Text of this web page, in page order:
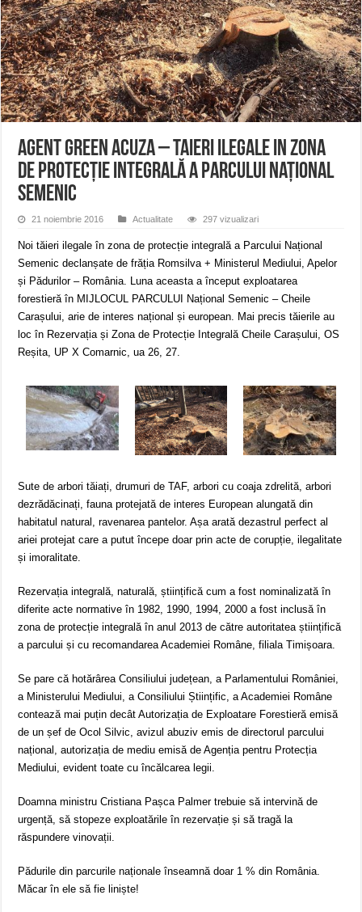
ANUNȚ OPRIRE APĂ în Reșița – avarie – 04.08.2026 – str. Văliugului și
ANUNŢ OPRIRE APĂ în CARANSEBEȘ – 04.08.2026 – avarie – Calea
Agent Green acuza – Taieri ilegale in zona
de protecție integrală a Parcului Național
Semenic
21 noiembrie 2016 Actualitate 297 vizualizari
Noi tăieri ilegale în zona de protecție integrală a Parcului Național
Semenic declanșate de frăția Romsilva + Ministerul Mediului, Apelor
și Pădurilor – România. Luna aceasta a început exploatarea
forestieră în MIJLOCUL PARCULUI Național Semenic – Cheile
Carașului, arie de interes național și european. Mai precis tăierile au
loc în Rezervația și Zona de Protecție Integrală Cheile Carașului, OS
Reșita, UP X Comarnic, ua 26, 27.
Sute de arbori tăiați, drumuri de TAF, arbori cu coaja zdrelită, arbori
dezrădăcinați, fauna protejată de interes European alungată din
habitatul natural, ravenarea pantelor. Așa arată dezastrul perfect al
ariei protejat care a putut începe doar prin acte de corupție, ilegalitate
și imoralitate.
Rezervația integrală, naturală, științifică cum a fost nominalizată în
diferite acte normative în 1982, 1990, 1994, 2000 a fost inclusă în
zona de protecție integrală în anul 2013 de către autoritatea științifică
a parcului și cu recomandarea Academiei Române, filiala Timișoara.
Se pare că hotărârea Consiliului județean, a Parlamentului României,
a Ministerului Mediului, a Consiliului Științific, a Academiei Române
contează mai puțin decât Autorizația de Exploatare Forestieră emisă
de un șef de Ocol Silvic, avizul abuziv emis de directorul parcului
național, autorizația de mediu emisă de Agenția pentru Protecția
Mediului, evident toate cu încălcarea legii.
Doamna ministru Cristiana Pașca Palmer trebuie să intervină de
urgență, să stopeze exploatările în rezervație și să tragă la
răspundere vinovații.
Pădurile din parcurile naționale înseamnă doar 1 % din România.
Măcar în ele să fie liniște!